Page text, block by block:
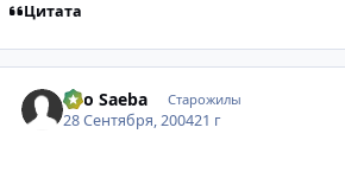
Цитата
Ryo Saeba Старожилы
28 Сентября, 200421 г